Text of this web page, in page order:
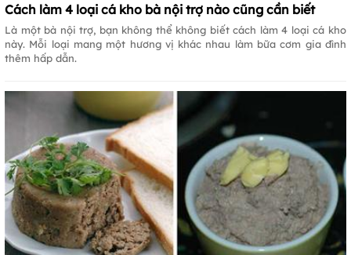
Cách làm 4 loại cá kho bà nội trợ nào cũng cần biết
Là một bà nội trợ, bạn không thể không biết cách làm 4 loại cá kho
này. Mỗi loại mang một hương vị khác nhau làm bữa cơm gia đình
thêm hấp dẫn.